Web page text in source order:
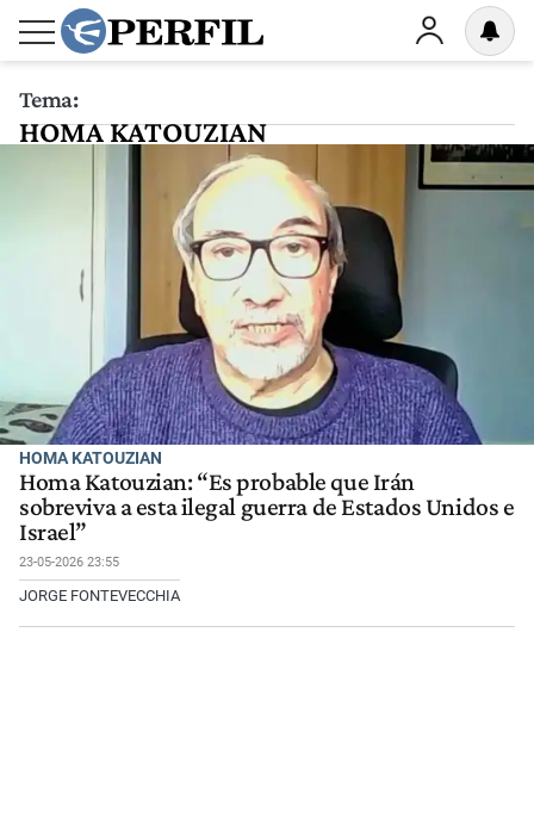
Tema:
HOMA KATOUZIAN
HOMA KATOUZIAN
Homa Katouzian: “Es probable que Irán
sobreviva a esta ilegal guerra de Estados Unidos e
Israel”
23-05-2026 23:55
JORGE FONTEVECCHIA